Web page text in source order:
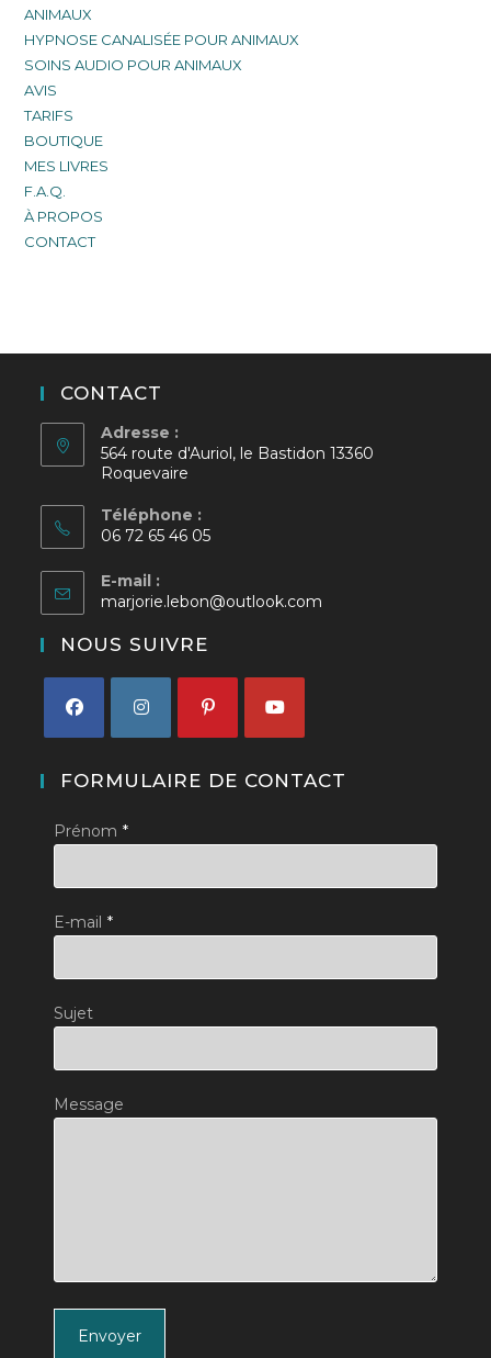
ANIMAUX
HYPNOSE CANALISÉE POUR ANIMAUX
SOINS AUDIO POUR ANIMAUX
AVIS
TARIFS
BOUTIQUE
MES LIVRES
F.A.Q.
À PROPOS
CONTACT
CONTACT
Adresse :
564 route d'Auriol, le Bastidon 13360
Roquevaire
Téléphone :
06 72 65 46 05
E-mail :
marjorie.lebon@outlook.com
NOUS SUIVRE
dans
nouvel
dans
nouvel
dans
dans
FORMULAIRE DE CONTACT
Prénom *
E-mail *
Sujet
Message
Envoyer